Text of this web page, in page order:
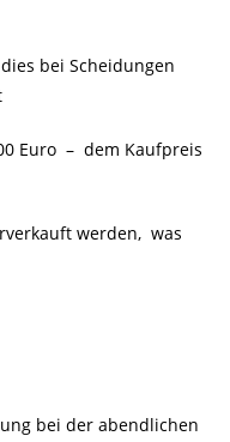
bei Scheidungen
Euro – dem Kaufpreis
werden, was
bei der abendlichen